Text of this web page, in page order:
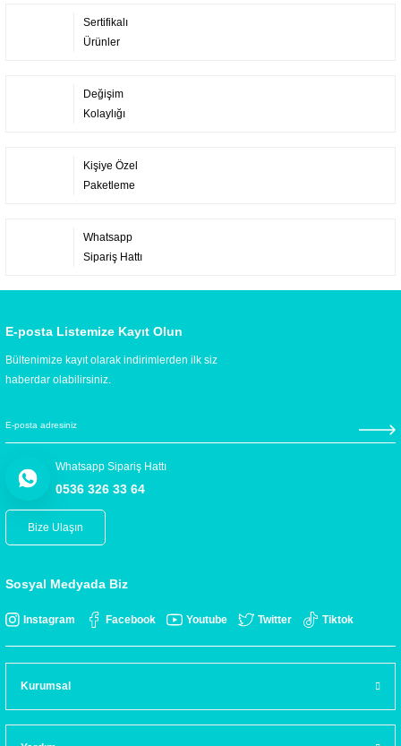
Sertifikalı
Ürünler
Değişim
Kolaylığı
Kişiye Özel
Paketleme
Whatsapp
Sipariş Hattı
E-posta Listemize Kayıt Olun
Bültenimize kayıt olarak indirimlerden ilk siz
haberdar olabilirsiniz.
Whatsapp Sipariş Hattı
0536 326 33 64
Bize Ulaşın
Sosyal Medyada Biz
Instagram Facebook Youtube Twitter Tiktok
Kurumsal